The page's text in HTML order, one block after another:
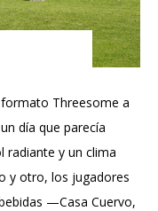
Threesome a
día que parecía
radiante y un clima
y otro, los jugadores
—Casa Cuervo,